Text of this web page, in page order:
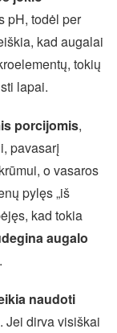
pH, todėl per
kad augalai
tokių
lapai.
porcijomis,
pavasarį
o vasaros
pylęs „iš
kad tokia
augalo
naudoti
. Jei dirva visiškai